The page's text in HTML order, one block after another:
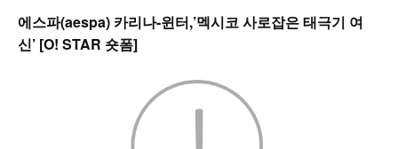
에스파(aespa) 카리나-윈터,’멕시코 사로잡은 태극기 여
신’ [O! STAR 숏폼]